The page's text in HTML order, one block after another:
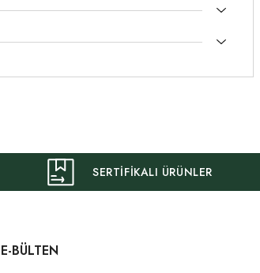
SERTİFİKALI ÜRÜNLER
E-BÜLTEN